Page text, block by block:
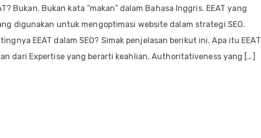
Bukan. Bukan kata “makan” dalam Bahasa Inggris. EEAT yang
digunakan untuk mengoptimasi website dalam strategi SEO.
EEAT dalam SEO? Simak penjelasan berikut ini. Apa itu EEAT
dari Expertise yang berarti keahlian, Authoritativeness yang […]